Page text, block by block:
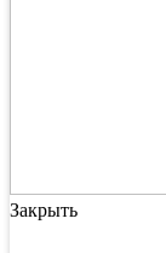
Закрыть